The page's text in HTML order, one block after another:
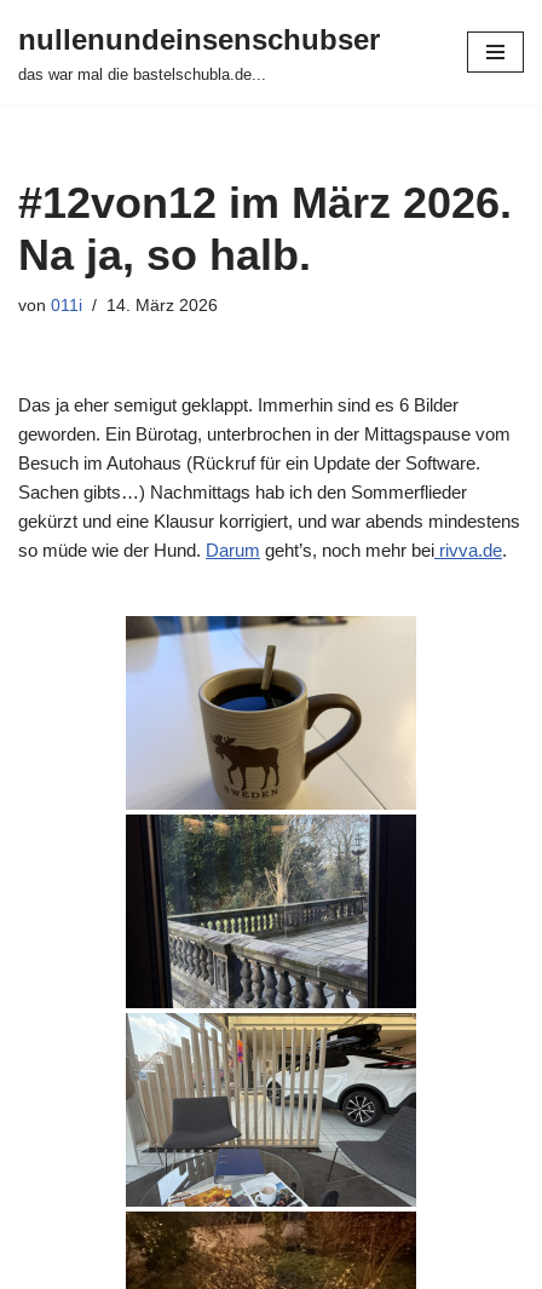
Zum
nullenundeinsenschubser
das war mal die bastelschubla.de...
#12von12 im März 2026.
Na ja, so halb.
von 011i 14. März 2026
Das ja eher semigut geklappt. Immerhin sind es 6 Bilder
geworden. Ein Bürotag, unterbrochen in der Mittagspause vom
Besuch im Autohaus (Rückruf für ein Update der Software.
Sachen gibts…) Nachmittags hab ich den Sommerflieder
gekürzt und eine Klausur korrigiert, und war abends mindestens
so müde wie der Hund. Darum geht’s, noch mehr bei rivva.de.